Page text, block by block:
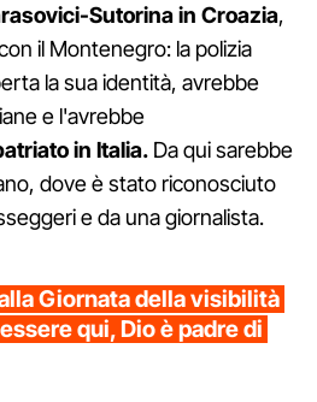
Sutorina in Croazia,
il Montenegro: la polizia
la sua identità, avrebbe
e l'avrebbe
in Italia. Da qui sarebbe
dove è stato riconosciuto
e da una giornalista.
Giornata della visibilità
qui, Dio è padre di